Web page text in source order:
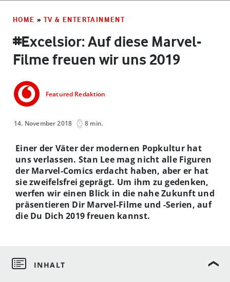
HOME » TV & ENTERTAINMENT
#Excelsior: Auf diese Marvel-
Filme freuen wir uns 2019
Featured Redaktion
14. November 2018 8 min.
Einer der Väter der modernen Popkultur hat
uns verlassen. Stan Lee mag nicht alle Figuren
der Marvel-Comics erdacht haben, aber er hat
sie zweifelsfrei geprägt. Um ihm zu gedenken,
werfen wir einen Blick in die nahe Zukunft und
präsentieren Dir Marvel-Filme und -Serien, auf
die Du Dich 2019 freuen kannst.